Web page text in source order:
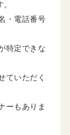
・電話番号
特定できな
ていただく
ーもありま